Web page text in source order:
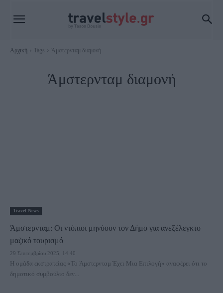
Αρχική Tags Άμστερνταμ διαμονή
Άμστερνταμ διαμονή
Travel News
Άμστερνταμ: Οι ντόπιοι μηνύουν τον Δήμο για ανεξέλεγκτο
μαζικό τουρισμό
29 Σεπτεμβρίου 2025, 14:40
Η ομάδα εκστρατείας «Το Άμστερνταμ Έχει Μια Επιλογή» αναφέρει ότι το
δημοτικό συμβούλιο δεν...